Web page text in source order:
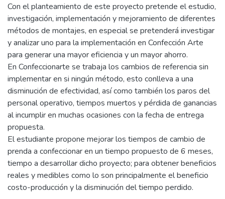
Con el planteamiento de este proyecto pretende el estudio,
investigación, implementación y mejoramiento de diferentes
métodos de montajes, en especial se pretenderá investigar
y analizar uno para la implementación en Confección Arte
para generar una mayor eficiencia y un mayor ahorro.
En Confeccionarte se trabaja los cambios de referencia sin
implementar en si ningún método, esto conlleva a una
disminución de efectividad, así como también los paros del
personal operativo, tiempos muertos y pérdida de ganancias
al incumplir en muchas ocasiones con la fecha de entrega
propuesta.
El estudiante propone mejorar los tiempos de cambio de
prenda a confeccionar en un tiempo propuesto de 6 meses,
tiempo a desarrollar dicho proyecto; para obtener beneficios
reales y medibles como lo son principalmente el beneficio
costo-producción y la disminución del tiempo perdido.